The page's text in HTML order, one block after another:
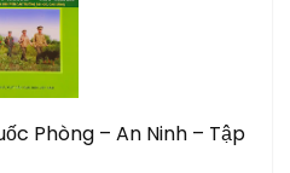
Phòng – An Ninh – Tập